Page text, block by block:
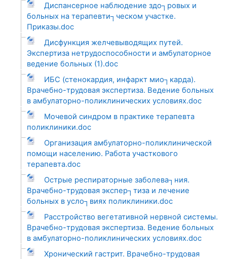
Диспансерное наблюдение здо┐ровых и
больных на терапевти┐ческом участке.
Приказы.doc
Дисфункция желчевыводящих путей.
Экспертиза нетрудоспособности и амбулаторное
ведение больных (1).doc
ИБС (стенокардия, инфаркт мио┐карда).
Врачебно-трудовая экспертиза. Ведение больных
в амбулаторно-поликлинических условиях.doc
Мочевой синдром в практике терапевта
поликлиники.doc
Организация амбулаторно-поликлинической
помощи населению. Работа участкового
терапевта.doc
Острые респираторные заболева┐ния.
Врачебно-трудовая экспер┐тиза и лечение
больных в усло┐виях поликлиники.doc
Расстройство вегетативной нервной системы.
Врачебно-трудовая экспертиза. Ведение больных
в амбулаторно-поликлинических условиях.doc
Хронический гастрит. Врачебно-трудовая